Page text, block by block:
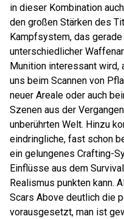
in dieser Kombination
den großen Stärken des
Kampfsystem, das
unterschiedlicher
Munition interessant wird,
uns beim Scannen von
neuer Areale oder auch
Szenen aus der
unberührten Welt. Hinzu
eindringliche, fast schon
ein gelungenes Crafting-
Einflüsse aus dem
Realismus punkten kann.
Scars Above deutlich die
vorausgesetzt, man ist